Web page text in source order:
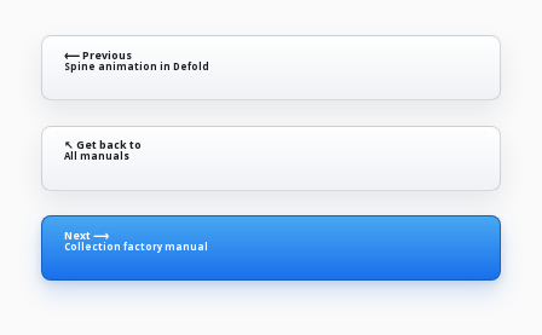
⟵ Previous
Spine animation in Defold
↖ Get back to
All manuals
Next ⟶
Collection factory manual